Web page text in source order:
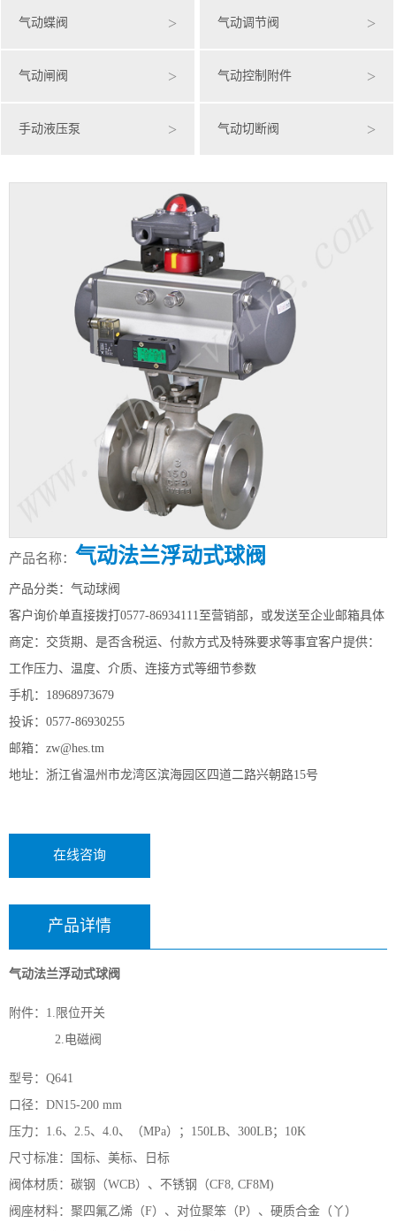
气动蝶阀 > 气动调节阀 >
气动闸阀 > 气动控制附件 >
手动液压泵 > 气动切断阀 >
产品名称： 气动法兰浮动式球阀
产品分类：气动球阀
客户询价单直接拨打0577-86934111至营销部，或发送至企业邮箱具体
商定：交货期、是否含税运、付款方式及特殊要求等事宜客户提供：
工作压力、温度、介质、连接方式等细节参数
手机：18968973679
投诉：0577-86930255
邮箱：zw@hes.tm
地址：浙江省温州市龙湾区滨海园区四道二路兴朝路15号
在线咨询
产品详情
气动法兰浮动式球阀
附件：1.限位开关
2.电磁阀
型号：Q641
口径：DN15-200 mm
压力：1.6、2.5、4.0、（MPa）；150LB、300LB；10K
尺寸标准：国标、美标、日标
阀体材质：碳钢（WCB）、不锈钢（CF8, CF8M)
阀座材料：聚四氟乙烯（F）、对位聚笨（P）、硬质合金（丫）